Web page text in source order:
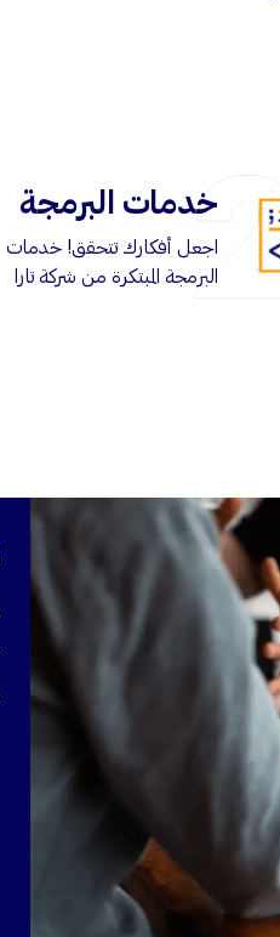
خدمات البرمجة
اجعل أفكارك تتحقق! خدمات
البرمجة المبتكرة من شركة تارا